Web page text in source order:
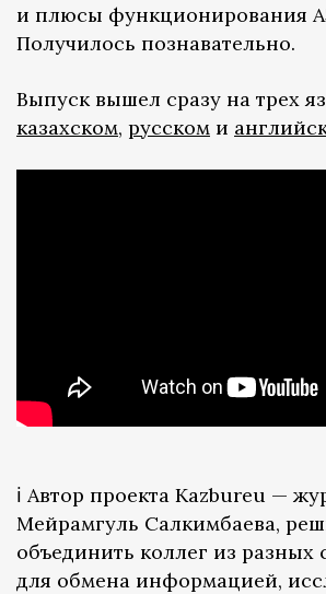
и плюсы функционирования
Получилось познавательно.
Выпуск вышел сразу на трех
казахском, русском и
ℹ️ Автор проекта Kazbureu —
Мейрамгуль Салкимбаева,
объединить коллег из разных
для обмена информацией,